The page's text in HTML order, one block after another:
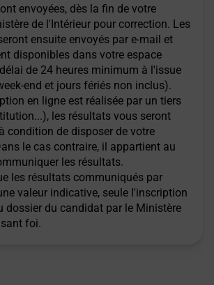
envoyées, dès la fin de votre
de l'Intérieur pour correction. Les
ensuite envoyés par e-mail et
disponibles dans votre espace
de 24 heures minimum à l'issue
end et jours fériés non inclus).
en ligne est réalisée par un tiers
les résultats vous seront
condition de disposer de votre
le cas contraire, il appartient au
les résultats.
les résultats communiqués par
valeur indicative, seule l'inscription
dossier du candidat par le Ministère
foi.